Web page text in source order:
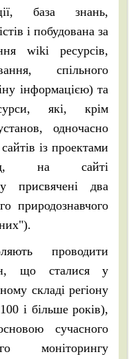
база знань,
і побудована за
wiki ресурсів,
спільного
інформацією) та
які, крім
одночасно
із проектами
на сайті
присвячені два
природознавчого
проводити
що сталися у
складі регіону
і більше років),
сучасного
моніторингу